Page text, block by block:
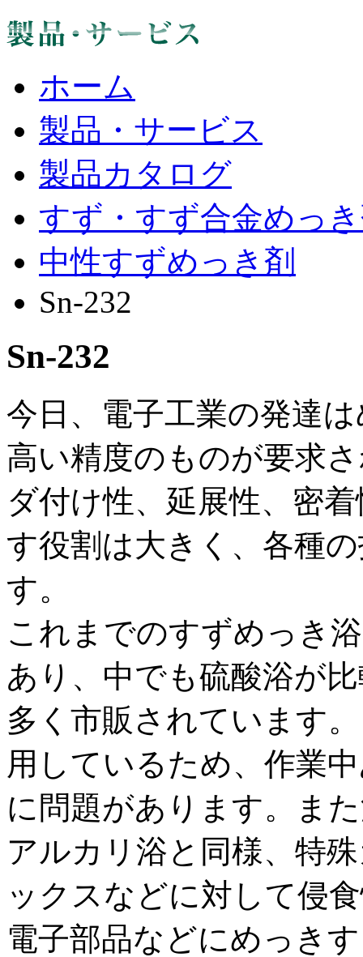
ホーム
製品・サービス
製品カタログ
すず・すず合金めっ
中性すずめっき剤
Sn-232
Sn-232
今日、電子工業の発達
高い精度のものが要求
ダ付け性、延展性、密
す役割は大きく、各種
す。
これまでのすずめっき
あり、中でも硫酸浴が
多く市販されています
用しているため、作業
に問題があります。ま
アルカリ浴と同様、特
ックスなどに対して侵
電子部品などにめっき